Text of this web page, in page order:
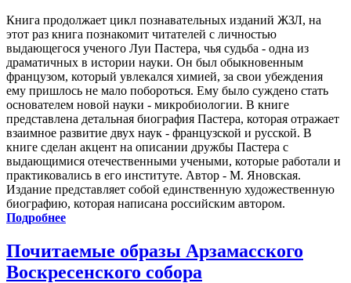
Книга продолжает цикл познавательных изданий ЖЗЛ, на
этот раз книга познакомит читателей с личностью
выдающегося ученого Луи Пастера, чья судьба - одна из
драматичных в истории науки. Он был обыкновенным
французом, который увлекался химией, за свои убеждения
ему пришлось не мало побороться. Ему было суждено стать
основателем новой науки - микробиологии. В книге
представлена детальная биография Пастера, которая отражает
взаимное развитие двух наук - французской и русской. В
книге сделан акцент на описании дружбы Пастера с
выдающимися отечественными учеными, которые работали и
практиковались в его институте. Автор - М. Яновская.
Издание представляет собой единственную художественную
биографию, которая написана российским автором.
Подробнее
Почитаемые образы Арзамасского
Воскресенского собора